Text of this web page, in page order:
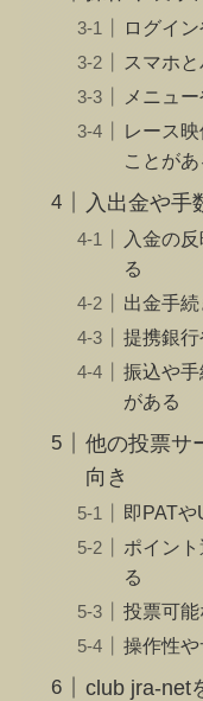
ログイ
スマホ
メニュ
レース
ことがあ
入出金や手
入金の
る
出金手
提携銀
振込や
がある
他の投票サ
向き
即PAT
ポイン
る
投票可
操作性
club jra-net